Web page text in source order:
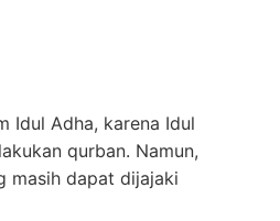
Idul Adha, karena Idul
qurban. Namun,
masih dapat dijajaki